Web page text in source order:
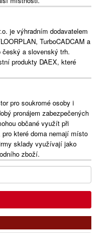
je výhradním dodavatelem
TurboCADCAM a
český a slovenský trh.
produkty DAEX, které
pro soukromé osoby i
pronájem zabezpečených
občané využít při
které doma nemají místo
sklady využívají jako
zboží.